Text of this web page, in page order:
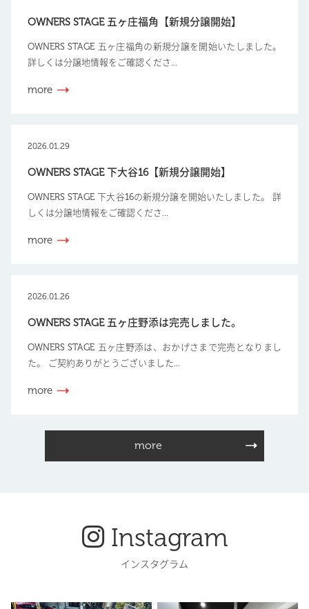
OWNERS STAGE 五ヶ庄福角【新規分譲開始】
OWNERS STAGE 五ヶ庄福角の新規分譲を開始いたしました。
詳しくは分譲地情報をご確認くださ...
more
2026.01.29
OWNERS STAGE 下大谷16【新規分譲開始】
OWNERS STAGE 下大谷16の新規分譲を開始いたしました。 詳
しくは分譲地情報をご確認くださ...
more
2026.01.26
OWNERS STAGE 五ヶ庄野添は完売しました。
OWNERS STAGE 五ヶ庄野添は、おかげさまで完売となりまし
た。 ご契約ありがとうございました...
more
more
Instagram
インスタグラム